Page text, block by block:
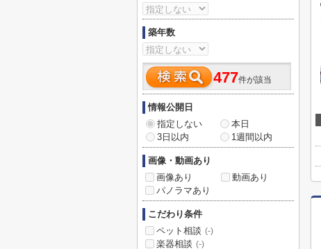
築年数
477件が該当
情報公開日
指定しない
本日
3日以内
1週間以内
画像・動画あり
画像あり
動画あり
パノラマあり
こだわり条件
ペット相談 (-)
楽器相談 (-)